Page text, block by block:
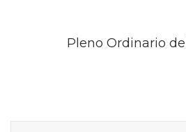
Pleno Ordinario